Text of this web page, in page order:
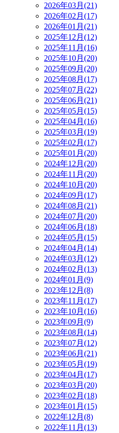
2026年03月(21)
2026年02月(17)
2026年01月(21)
2025年12月(12)
2025年11月(16)
2025年10月(20)
2025年09月(20)
2025年08月(17)
2025年07月(22)
2025年06月(21)
2025年05月(15)
2025年04月(16)
2025年03月(19)
2025年02月(17)
2025年01月(20)
2024年12月(20)
2024年11月(20)
2024年10月(20)
2024年09月(17)
2024年08月(21)
2024年07月(20)
2024年06月(18)
2024年05月(15)
2024年04月(14)
2024年03月(12)
2024年02月(13)
2024年01月(9)
2023年12月(8)
2023年11月(17)
2023年10月(16)
2023年09月(9)
2023年08月(14)
2023年07月(12)
2023年06月(21)
2023年05月(19)
2023年04月(17)
2023年03月(20)
2023年02月(18)
2023年01月(15)
2022年12月(8)
2022年11月(13)